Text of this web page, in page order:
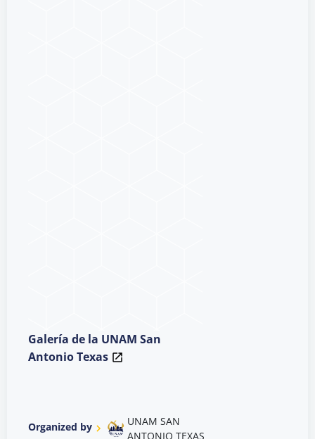
Galería de la UNAM San
Antonio Texas
Organized by
UNAM SAN
ANTONIO TEXAS